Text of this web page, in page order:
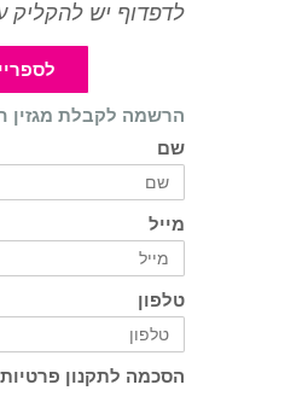
לדפדוף יש להקליק
הרשמה לקבלת מגזין
שם
מייל
טלפון
הסכמה לתקנון פרטיות